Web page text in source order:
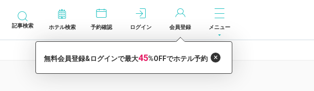
記事検索 ホテル検索 予約確認 ログイン 会員登録 メニュー